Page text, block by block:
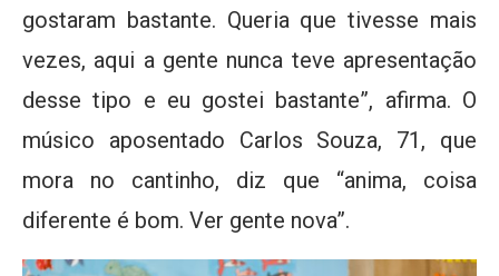
gostaram bastante. Queria que tivesse mais
vezes, aqui a gente nunca teve apresentação
desse tipo e eu gostei bastante”, afirma. O
músico aposentado Carlos Souza, 71, que
mora no cantinho, diz que “anima, coisa
diferente é bom. Ver gente nova”.